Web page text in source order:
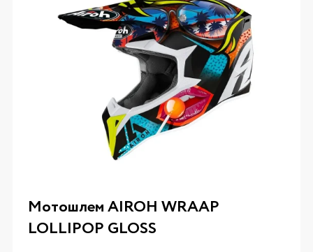
Мотошлем AIROH WRAAP
LOLLIPOP GLOSS